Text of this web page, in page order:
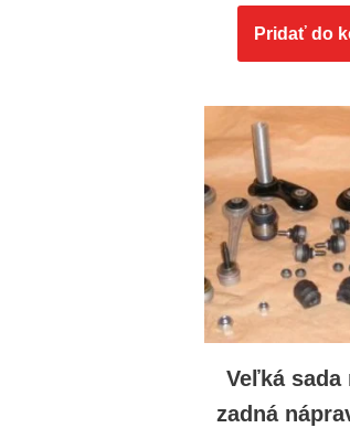
Pridať do
Veľká sada
zadná